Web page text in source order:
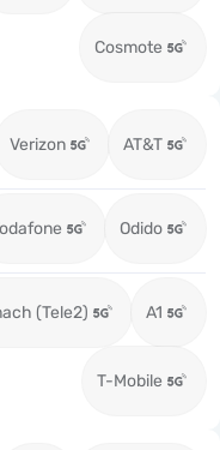
Cosmote
Verizon AT&T
Odido
(Tele2) A1
T-Mobile